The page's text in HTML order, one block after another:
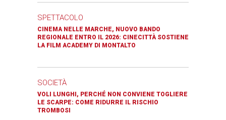
SPETTACOLO
CINEMA NELLE MARCHE, NUOVO BANDO
REGIONALE ENTRO IL 2026: CINECITTÀ SOSTIENE
LA FILM ACADEMY DI MONTALTO
SOCIETÀ
VOLI LUNGHI, PERCHÉ NON CONVIENE TOGLIERE
LE SCARPE: COME RIDURRE IL RISCHIO
TROMBOSI